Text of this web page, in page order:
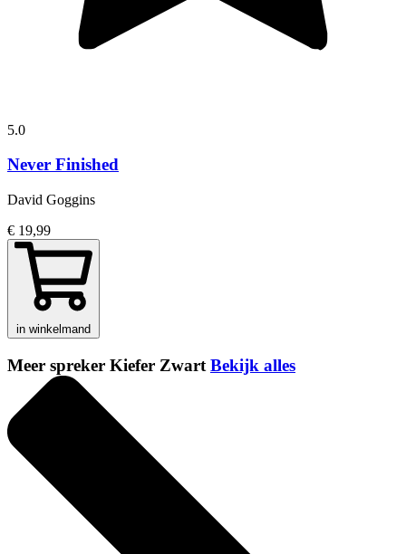
5.0
Never Finished
David Goggins
€ 19,99
in winkelmand
Meer spreker Kiefer Zwart Bekijk alles